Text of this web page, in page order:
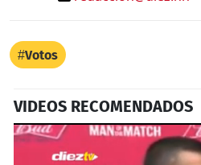
Votos
VIDEOS RECOMENDADOS